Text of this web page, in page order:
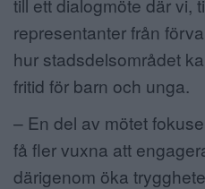
representanter från
hur stadsdelsområdet
fritid för barn och unga.
– En del av mötet
få fler vuxna att
därigenom öka